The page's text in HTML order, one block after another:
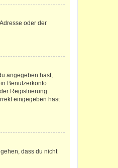
oder der
angegeben hast,
Benutzerkonto
Registrierung
eingegeben hast
dass du nicht